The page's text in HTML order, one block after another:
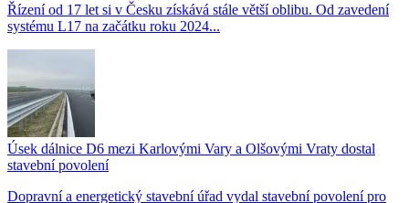
Řízení od 17 let si v Česku získává stále větší oblibu. Od zavedení
systému L17 na začátku roku 2024...
Úsek dálnice D6 mezi Karlovými Vary a Olšovými Vraty dostal
stavební povolení
Dopravní a energetický stavební úřad vydal stavební povolení pro